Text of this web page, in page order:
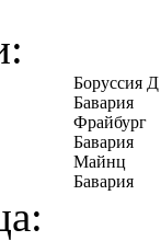
Боруссия Д
Бавария
Фрайбург
Бавария
Майнц
Бавария